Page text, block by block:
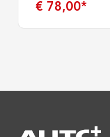
€ 78,00*